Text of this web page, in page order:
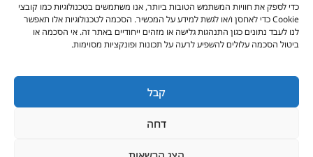
כדי לספק את חוויות המשתמש הטובות ביותר, אנו משתמשים בטכנולוגיות כמו קובצי
Cookie כדי לאחסן ו/או לגשת למידע על המכשיר. הסכמה לטכנולוגיות אלו תאפשר
לנו לעבד נתונים כגון התנהגות גלישה או מזהים ייחודיים באתר זה. אי הסכמה או
ביטול הסכמה עלולים להשפיע לרעה על תכונות ופונקציות מסוימות.
קבל
דחה
© כל הזכויות שמורות למכללות אורט 2026
info.rc@admin.ort.org.il
1-700-502-602
טקסט